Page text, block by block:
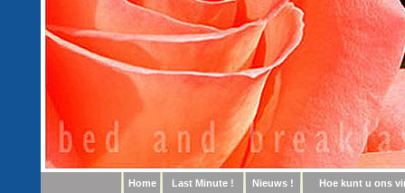
Home Last Minute ! Nieuws ! Hoe kunt u ons